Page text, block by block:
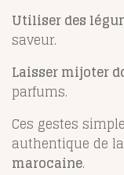
Utiliser des
saveur.
Laisser mijoter
parfums.
Ces gestes
authentique de la
marocaine.